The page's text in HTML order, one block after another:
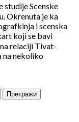
studije Scenske
Okrenuta je ka
i scenska
koji se bavi
relaciji Tivat-
na nekoliko